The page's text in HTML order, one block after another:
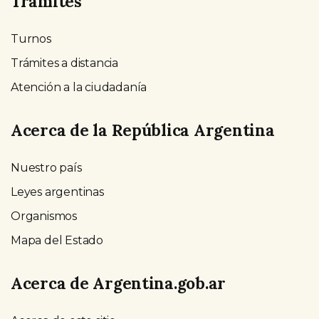
Turnos
Trámites a distancia
Atención a la ciudadanía
Acerca de la República Argentina
Nuestro país
Leyes argentinas
Organismos
Mapa del Estado
Acerca de Argentina.gob.ar